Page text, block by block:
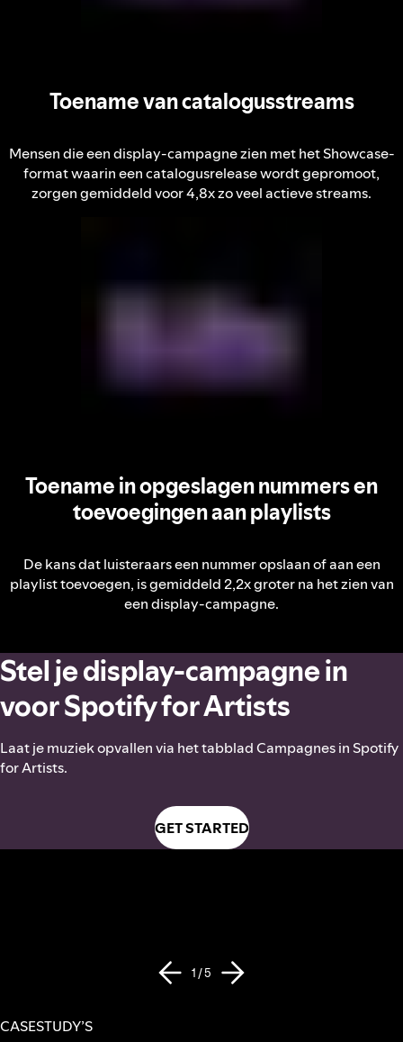
Toename van catalogusstreams
Mensen die een display-campagne zien met het Showcase-
format waarin een catalogusrelease wordt gepromoot,
zorgen gemiddeld voor 4,8x zo veel actieve streams.
Toename in opgeslagen nummers en
toevoegingen aan playlists
De kans dat luisteraars een nummer opslaan of aan een
playlist toevoegen, is gemiddeld 2,2x groter na het zien van
een display-campagne.
Stel je display-campagne in
voor Spotify for Artists
Laat je muziek opvallen via het tabblad Campagnes in Spotify
for Artists.
GET STARTED
1 / 5
CASESTUDY’S